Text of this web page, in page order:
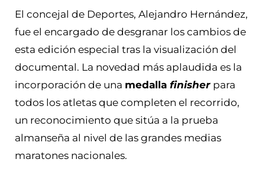
El concejal de Deportes, Alejandro Hernández,
fue el encargado de desgranar los cambios de
esta edición especial tras la visualización del
documental. La novedad más aplaudida es la
incorporación de una medalla finisher para
todos los atletas que completen el recorrido,
un reconocimiento que sitúa a la prueba
almanseña al nivel de las grandes medias
maratones nacionales.